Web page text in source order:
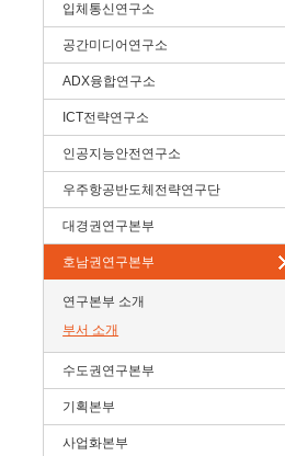
입체통신연구소
공간미디어연구소
ADX융합연구소
ICT전략연구소
인공지능안전연구소
우주항공반도체전략연구단
대경권연구본부
호남권연구본부
연구본부 소개
부서 소개
수도권연구본부
기획본부
사업화본부